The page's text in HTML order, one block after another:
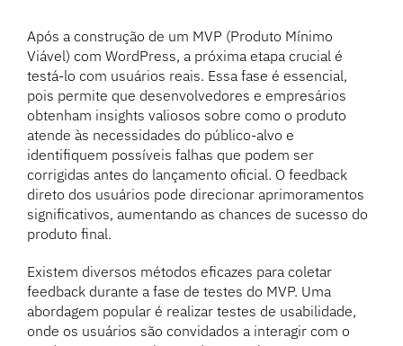
Após a construção de um MVP (Produto Mínimo
Viável) com WordPress, a próxima etapa crucial é
testá-lo com usuários reais. Essa fase é essencial,
pois permite que desenvolvedores e empresários
obtenham insights valiosos sobre como o produto
atende às necessidades do público-alvo e
identifiquem possíveis falhas que podem ser
corrigidas antes do lançamento oficial. O feedback
direto dos usuários pode direcionar aprimoramentos
significativos, aumentando as chances de sucesso do
produto final.
Existem diversos métodos eficazes para coletar
feedback durante a fase de testes do MVP. Uma
abordagem popular é realizar testes de usabilidade,
onde os usuários são convidados a interagir com o